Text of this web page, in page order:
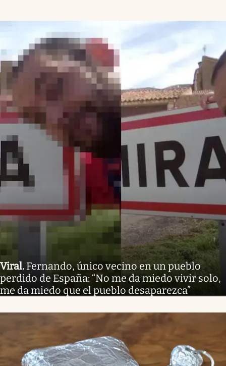
Viral. Fernando, único vecino en un pueblo
perdido de España: “No me da miedo vivir solo,
me da miedo que el pueblo desaparezca”